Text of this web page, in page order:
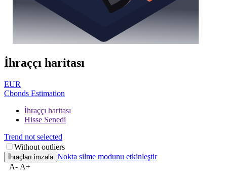
İhraççı haritası
EUR
Cbonds Estimation
İhraççı haritası
Hisse Senedi
Trend not selected
Without outliers
Nokta silme modunu etkinleştir